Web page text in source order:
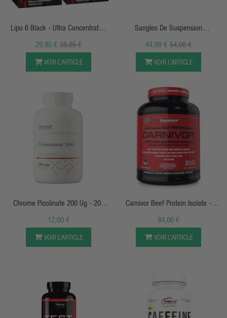
APERÇU RAPIDE
Lipo 6 Black - Ultra Concentrate -
60caps - Nutrex
38,85 €
29,95 €
VOIR L’ARTICLE
Sangles De Suspension
Polyvalentes Complètes P3 031
TREC
54,00 €
44,99 €
VOIR L’ARTICLE
APERÇU RAPIDE
Chrome Picolinate 200 Ug - 200
Tabs - Ostrovit
12,00 €
VOIR L’ARTICLE
APERÇU RAPIDE
Carnivor Beef Protein Isolate -
Musclemeds
84,00 €
VOIR L’ARTICLE